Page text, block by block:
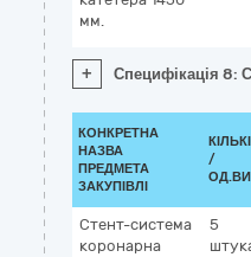
мм.
+ Специфікація 8:
КОНКРЕТНА
НАЗВА
ПРЕДМЕТА
ЗАКУПІВЛІ
/
Стент-система
коронарна
5